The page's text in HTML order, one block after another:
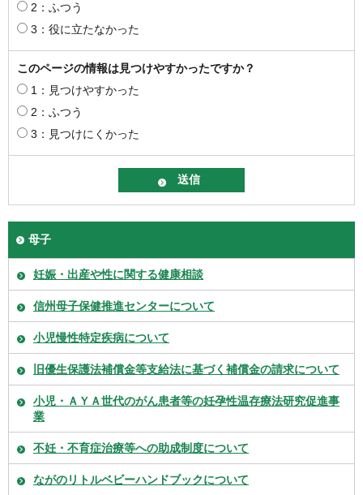
2：ふつう
3：役に立たなかった
このページの情報は見つけやすかったですか？
1：見つけやすかった
2：ふつう
3：見つけにくかった
母子
妊娠・出産や性に関する健康相談
信州母子保健推進センターについて
小児慢性特定疾病について
旧優生保護法補償金等支給法に基づく補償金の請求について
小児・ＡＹＡ世代のがん患者等の妊孕性温存療法研究促進事
業
不妊・不育症治療等への助成制度について
ながのリトルベビーハンドブックについて